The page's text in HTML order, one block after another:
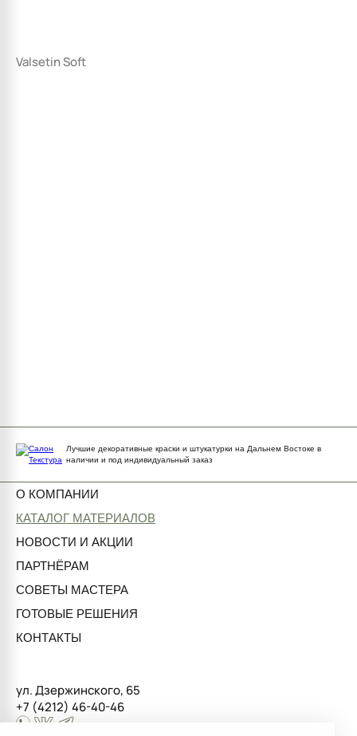
Valsetin Soft
Лучшие декоративные краски и штукатурки на Дальнем Востоке в
наличии и под индивидуальный заказ
О КОМПАНИИ
КАТАЛОГ МАТЕРИАЛОВ
НОВОСТИ И АКЦИИ
ПАРТНЁРАМ
СОВЕТЫ МАСТЕРА
ГОТОВЫЕ РЕШЕНИЯ
КОНТАКТЫ
ул. Дзержинского, 65
+7 (4212) 46-40-46